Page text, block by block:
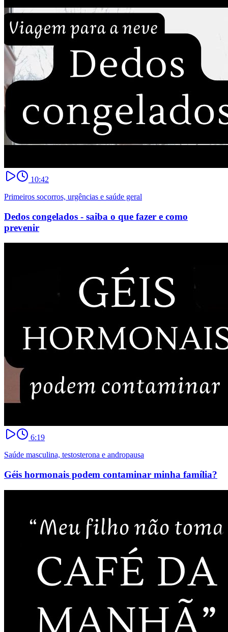
10:42
Primeiros socorros, urgências e saúde geral
Dedos congelados - saiba o que fazer e como
prevenir
6:19
Saúde masculina, testosterona e andropausa
Géis hormonais podem contaminar minha família?